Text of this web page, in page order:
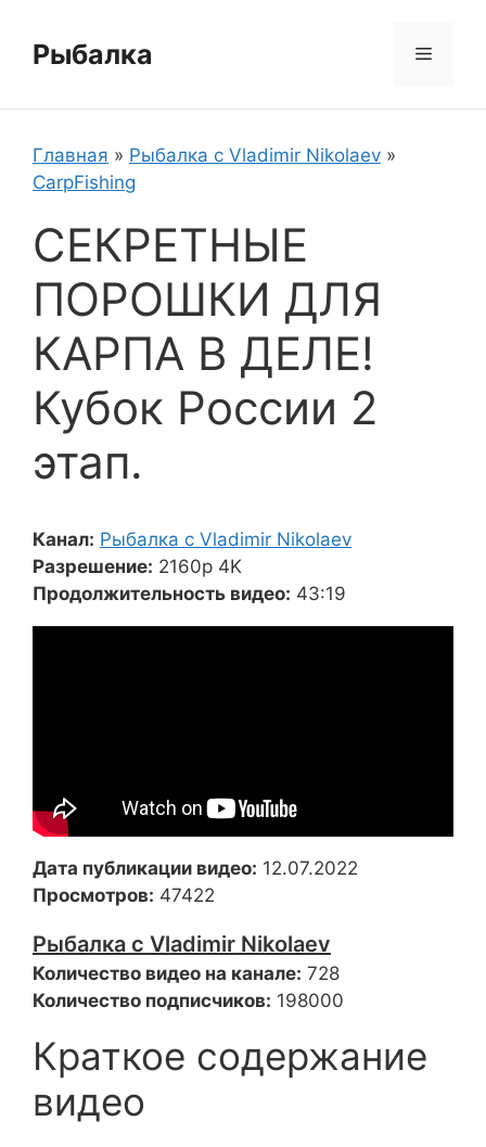
содержимому
Рыбалка Меню
Главная » Рыбалка с Vladimir Nikolaev »
CarpFishing
СЕКРЕТНЫЕ
ПОРОШКИ ДЛЯ
КАРПА В ДЕЛЕ!
Кубок России 2
этап.
Канал: Рыбалка с Vladimir Nikolaev
Разрешение: 2160p 4K
Продолжительность видео: 43:19
Дата публикации видео: 12.07.2022
Просмотров: 47422
Рыбалка с Vladimir Nikolaev
Количество видео на канале: 728
Количество подписчиков: 198000
Краткое содержание
видео